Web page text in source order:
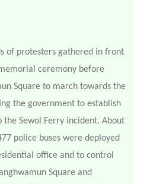
of protesters gathered in front
ceremony before
Square to march towards the
the government to establish
Sewol Ferry incident. About
police buses were deployed
office and to control
Square and